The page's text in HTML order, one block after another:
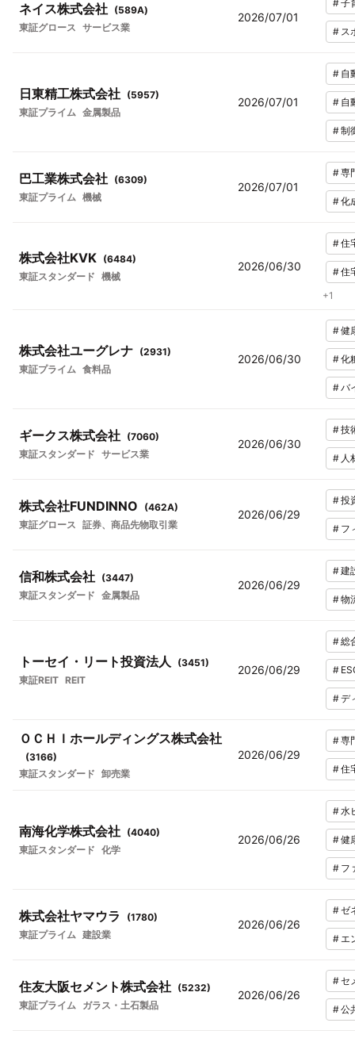
ネイス株式会社 (589A)
東証グロース サービス業
2026/07/01
#子
# ス
日東精工株式会社 (5957)
東証プライム 金属製品
2026/07/01
# 自
# 自
#制
巴工業株式会社 (6309)
東証プライム 機械
2026/07/01
#専
#化
株式会社KVK (6484)
東証スタンダード 機械
2026/06/30
#住
#住
+1
株式会社ユーグレナ (2931)
東証プライム 食料品
2026/06/30
#健
#化
#バ
ギークス株式会社 (7060)
東証スタンダード サービス業
2026/06/30
#技
# 人
株式会社FUNDINNO (462A)
東証グロース 証券、商品先物取引業
2026/06/29
#投
# フ
信和株式会社 (3447)
東証スタンダード 金属製品
2026/06/29
#建
#物
トーセイ・リート投資法人 (3451)
東証REIT REIT
2026/06/29
#総
#
#デ
ＯＣＨＩホールディングス株式会社
(3166)
東証スタンダード 卸売業
2026/06/29
#専
#住
南海化学株式会社 (4040)
東証スタンダード 化学
2026/06/26
#水
#健
# フ
株式会社ヤマウラ (1780)
東証プライム 建設業
2026/06/26
#ゼ
# エ
住友大阪セメント株式会社 (5232)
東証プライム ガラス・土石製品
2026/06/26
#セ
#公